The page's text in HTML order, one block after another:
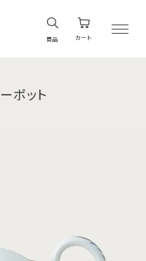
商品 カート
ポット